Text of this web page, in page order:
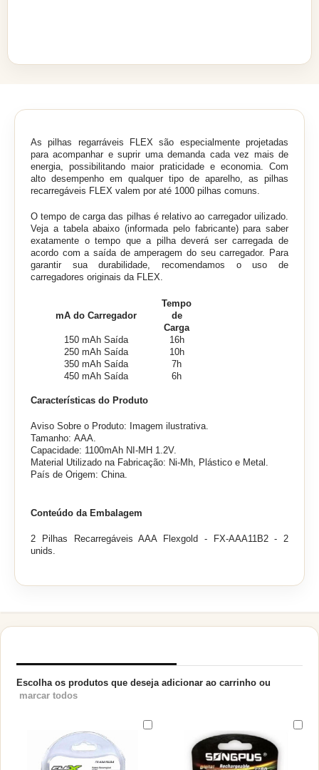
As pilhas regarráveis FLEX são especialmente projetadas
para acompanhar e suprir uma demanda cada vez mais de
energia, possibilitando maior praticidade e economia. Com
alto desempenho em qualquer tipo de aparelho, as pilhas
recarregáveis FLEX valem por até 1000 pilhas comuns.
O tempo de carga das pilhas é relativo ao carregador uilizado.
Veja a tabela abaixo (informada pelo fabricante) para saber
exatamente o tempo que a pilha deverá ser carregada de
acordo com a saída de amperagem do seu carregador. Para
garantir sua durabilidade, recomendamos o uso de
carregadores originais da FLEX.
mA do Carregador
Tempo
de
Carga
150 mAh Saída
16h
250 mAh Saída
10h
350 mAh Saída
7h
450 mAh Saída
6h
Características do Produto
Aviso Sobre o Produto: Imagem ilustrativa.
Tamanho: AAA.
Capacidade: 1100mAh NI-MH 1.2V.
Material Utilizado na Fabricação: Ni-Mh, Plástico e Metal.
País de Origem: China.
Conteúdo da Embalagem
2 Pilhas Recarregáveis AAA Flexgold - FX-AAA11B2 - 2
unids.
Escolha os produtos que deseja adicionar ao carrinho ou
marcar todos